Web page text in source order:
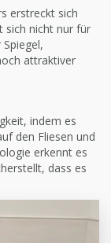
erstreckt sich
sich nicht nur für
attraktiver
indem es
den Fliesen und
erkennt es
dass es